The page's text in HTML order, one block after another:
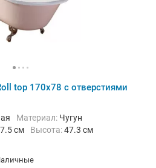
top 170x78 с отверстиями
Материал: Чугун
см Высота:47.3 см
наличные